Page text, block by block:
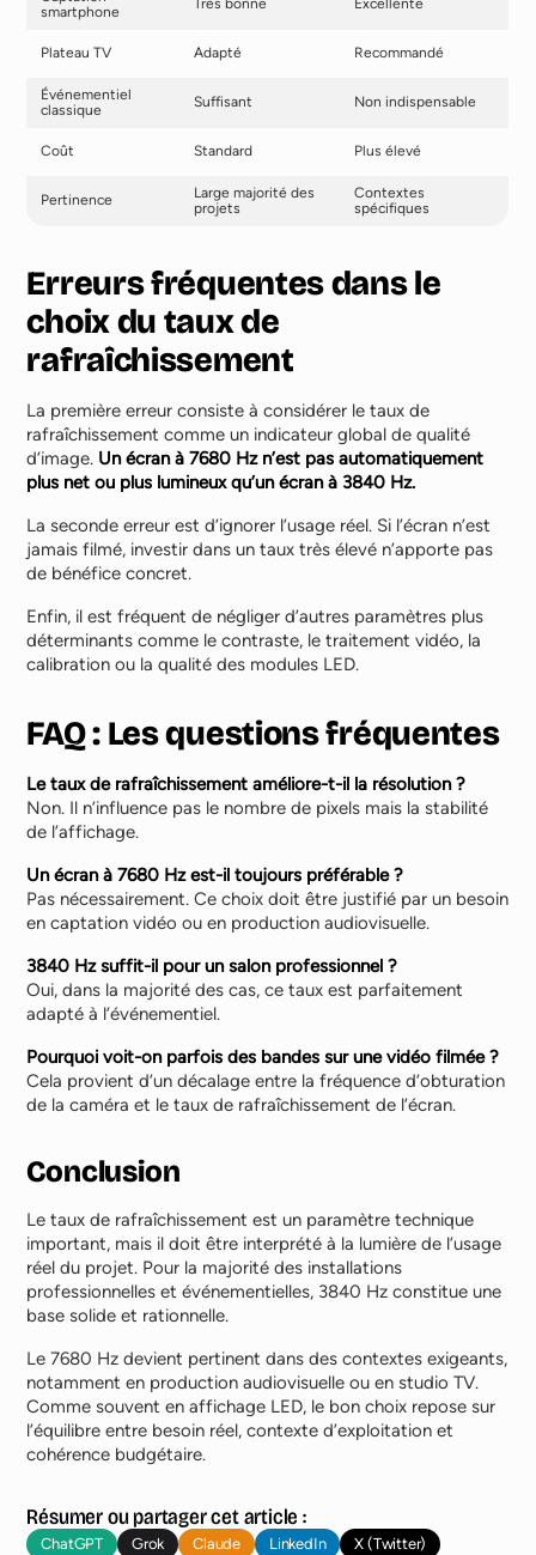
smartphone
Très bonne Excellente
Plateau TV Adapté Recommandé
Événementiel
classique
Suffisant Non indispensable
Coût Standard Plus élevé
Pertinence
Large majorité des
projets
Contextes
spécifiques
Erreurs fréquentes dans le
choix du taux de
rafraîchissement
La première erreur consiste à considérer le taux de
rafraîchissement comme un indicateur global de qualité
d’image. Un écran à 7680 Hz n’est pas automatiquement
plus net ou plus lumineux qu’un écran à 3840 Hz.
La seconde erreur est d’ignorer l’usage réel. Si l’écran n’est
jamais filmé, investir dans un taux très élevé n’apporte pas
de bénéfice concret.
Enfin, il est fréquent de négliger d’autres paramètres plus
déterminants comme le contraste, le traitement vidéo, la
calibration ou la qualité des modules LED.
FAQ : Les questions fréquentes
Le taux de rafraîchissement améliore-t-il la résolution ?
Non. Il n’influence pas le nombre de pixels mais la stabilité
de l’affichage.
Un écran à 7680 Hz est-il toujours préférable ?
Pas nécessairement. Ce choix doit être justifié par un besoin
en captation vidéo ou en production audiovisuelle.
3840 Hz suffit-il pour un salon professionnel ?
Oui, dans la majorité des cas, ce taux est parfaitement
adapté à l’événementiel.
Pourquoi voit-on parfois des bandes sur une vidéo filmée ?
Cela provient d’un décalage entre la fréquence d’obturation
de la caméra et le taux de rafraîchissement de l’écran.
Conclusion
Le taux de rafraîchissement est un paramètre technique
important, mais il doit être interprété à la lumière de l’usage
réel du projet. Pour la majorité des installations
professionnelles et événementielles, 3840 Hz constitue une
base solide et rationnelle.
Le 7680 Hz devient pertinent dans des contextes exigeants,
notamment en production audiovisuelle ou en studio TV.
Comme souvent en affichage LED, le bon choix repose sur
l’équilibre entre besoin réel, contexte d’exploitation et
cohérence budgétaire.
Résumer ou partager cet article :
ChatGPT Grok Claude LinkedIn
X (Twitter)